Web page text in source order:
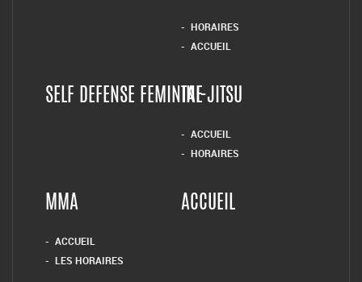
HORAIRES
ACCUEIL
SELF DEFENSE FEMININETAI-JITSU
ACCUEIL
HORAIRES
MMA
ACCUEIL
LES HORAIRES
ACCUEIL